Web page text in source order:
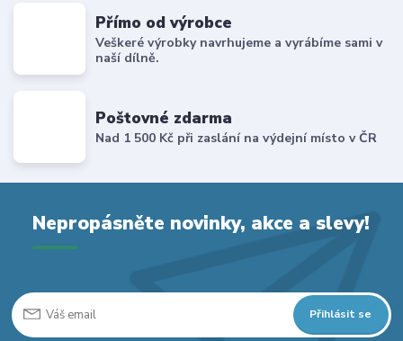
Přímo od výrobce
Veškeré výrobky navrhujeme a vyrábíme sami v
naší dílně.
Poštovné zdarma
Nad 1 500 Kč při zaslání na výdejní místo v ČR
Nepropásněte novinky, akce a slevy!
Přihlásit se